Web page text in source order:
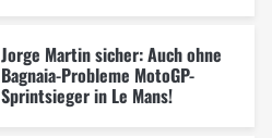
Jorge Martin sicher: Auch ohne
Bagnaia-Probleme MotoGP-
Sprintsieger in Le Mans!